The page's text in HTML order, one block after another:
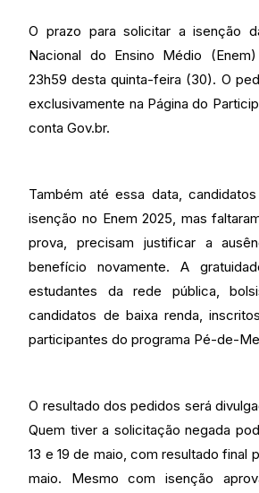
O prazo para solicitar a isenção
Nacional do Ensino Médio
23h59 desta quinta-feira (30). O
exclusivamente na Página do
conta Gov.br.
Também até essa data,
isenção no Enem 2025, mas
prova, precisam justificar a
benefício novamente. A
estudantes da rede pública,
candidatos de baixa renda,
participantes do programa Pé-de-
O resultado dos pedidos será
Quem tiver a solicitação negada
13 e 19 de maio, com resultado final
maio. Mesmo com isenção